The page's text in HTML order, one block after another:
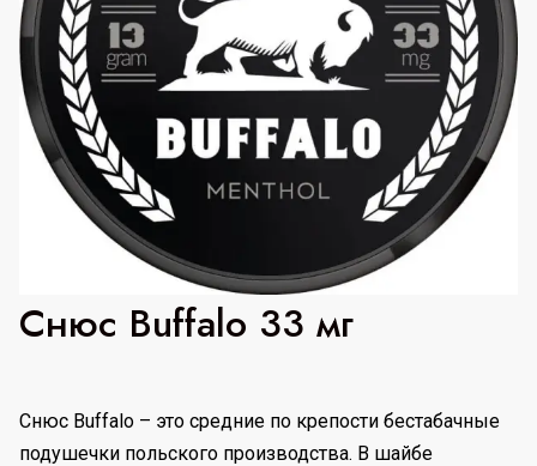
Снюс Buffalo 33 мг
Снюс Buffalo – это средние по крепости бестабачные
подушечки польского производства. В шайбе